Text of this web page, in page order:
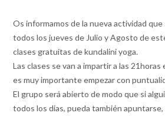
Os informamos de la nueva actividad que
todos los jueves de Julio y Agosto de
clases gratuitas de kundalini yoga.
Las clases se van a impartir a las 21horas
es muy importante empezar con
El grupo será abierto de modo que si
todos los días, pueda también